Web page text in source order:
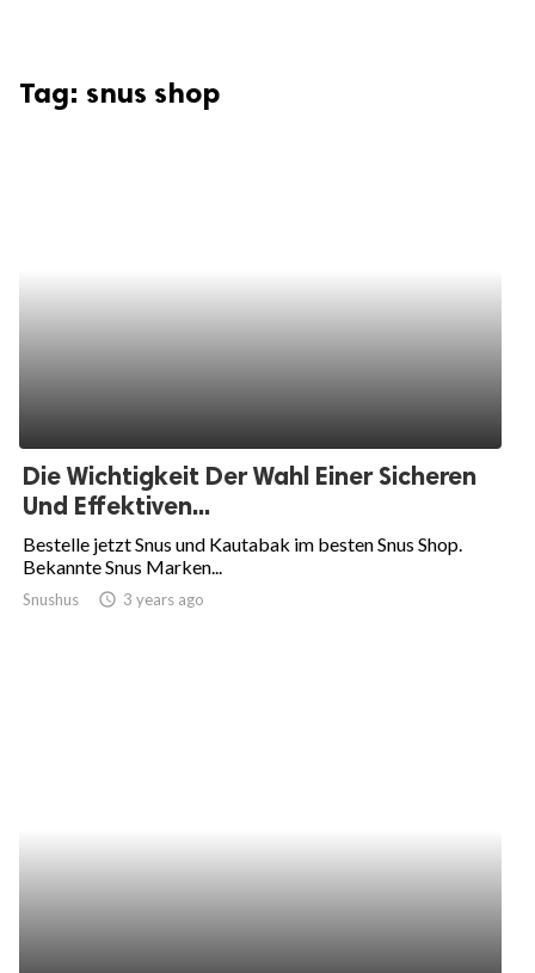
Tag: snus shop
Die Wichtigkeit Der Wahl Einer Sicheren
Und Effektiven...
Bestelle jetzt Snus und Kautabak im besten Snus Shop.
Bekannte Snus Marken...
Snushus access_time 3 years ago